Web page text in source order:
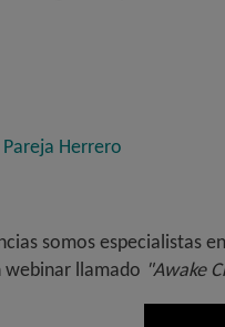
Pareja Herrero
somos especialistas
webinar llamado "Awake